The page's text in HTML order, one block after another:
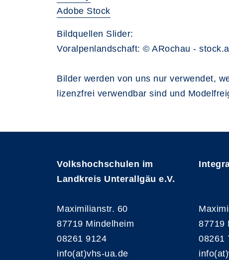
Adobe Stock
Bildquellen Slider:
Voralpenlandschaft: © ARochau -
Bilder werden von uns nur verwendet,
lizenzfrei verwendbar sind und
Volkshochschulen im
Landkreis Unterallgäu e.V.
Maximilianstr. 60
87719 Mindelheim
08261 9124
info(at)vhs-ua.de
87719
08261